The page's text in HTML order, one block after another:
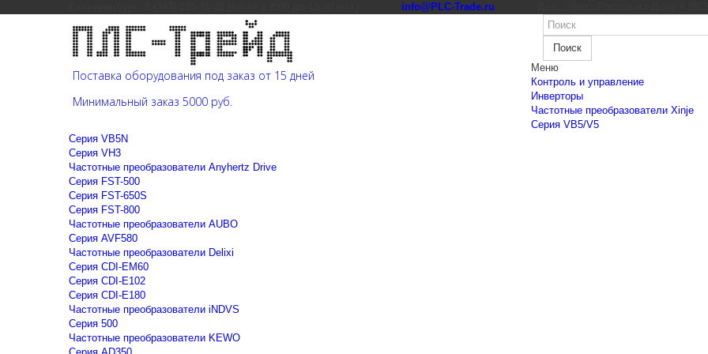
info@PLC-Trade.ru
Поставка оборудования под заказ от 15 дней
Минимальный заказ 5000 руб.
Поиск
Меню
Контроль и управление
Инверторы
Частотные преобразователи Xinje
Cерия VB5/V5
Cерия VB5N
Cерия VH3
Частотные преобразователи Anyhertz Drive
Серия FST-500
Серия FST-650S
Серия FST-800
Частотные преобразователи AUBO
Серия AVF580
Частотные преобразователи Delixi
Серия CDI-EM60
Серия CDI-E102
Серия CDI-E180
Частотные преобразователи iNDVS
Серия 500
Частотные преобразователи KEWO